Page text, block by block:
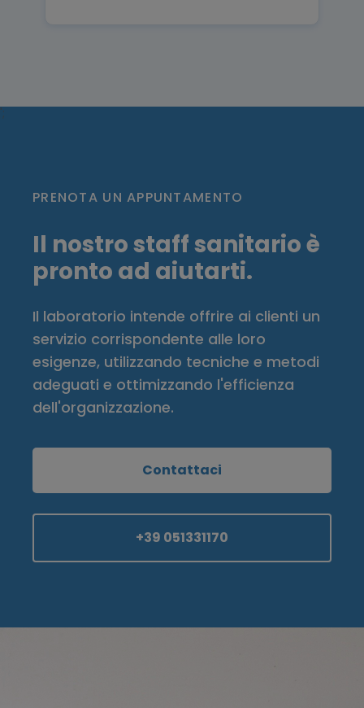
PRENOTA UN APPUNTAMENTO
Il nostro staff sanitario è
pronto ad aiutarti.
Il laboratorio intende offrire ai clienti un
servizio corrispondente alle loro
esigenze, utilizzando tecniche e metodi
adeguati e ottimizzando l'efficienza
dell'organizzazione.
Contattaci
+39 051331170
';